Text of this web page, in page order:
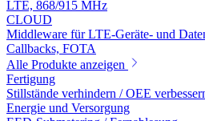
LTE, 868/915 MHz
CLOUD
Middleware für LTE-Geräte- und
Callbacks, FOTA
Alle Produkte anzeigen
Fertigung
Stillstände verhindern / OEE
Energie und Versorgung